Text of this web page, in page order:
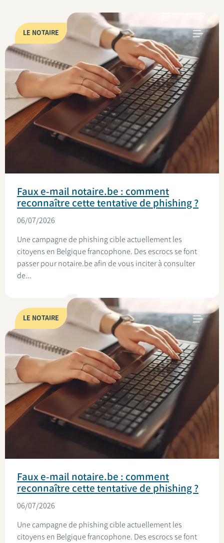
LE NOTAIRE
Faux e-mail notaire.be : comment
reconnaître cette tentative de phishing ?
06/07/2026
Une campagne de phishing cible actuellement les
citoyens en Belgique francophone. Des escrocs se font
passer pour notaire.be afin de vous inciter à consulter
de...
LE NOTAIRE
Faux e-mail notaire.be : comment
reconnaître cette tentative de phishing ?
06/07/2026
Une campagne de phishing cible actuellement les
citoyens en Belgique francophone. Des escrocs se font